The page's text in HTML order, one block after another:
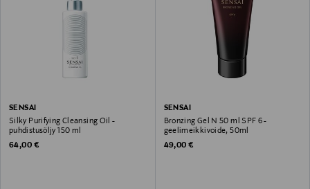
SENSAI
Silky Purifying Cleansing Oil -
puhdistusöljy 150 ml
Original Price
64,00 €
SENSAI
Bronzing Gel N 50 ml SPF 6 -
geelimeikkivoide, 50ml
Original Price
49,00 €